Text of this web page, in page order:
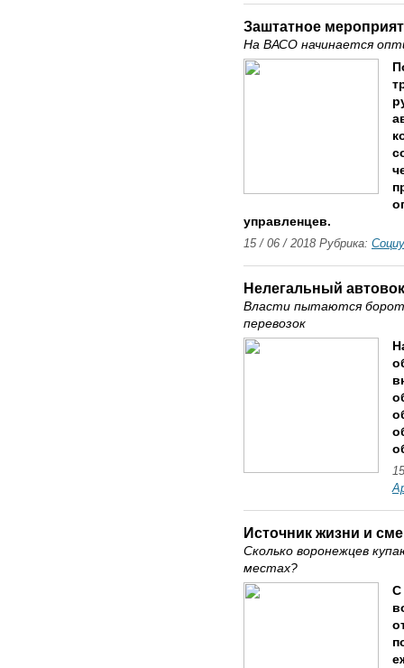
Заштатное
На ВАСО начинается
управленцев.
15 / 06 / 2018 Рубрика:
Нелегальный
Власти пытаются
перевозок
Источник жизни и
Сколько воронежцев
местах?
С